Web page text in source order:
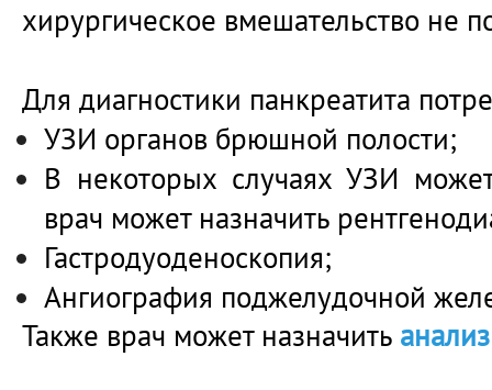
хирургическое вмешательство не
Для диагностики панкреатита
УЗИ органов брюшной полости;
В некоторых случаях УЗИ
врач может назначить
Гастродуоденоскопия;
Ангиография поджелудочной
Также врач может назначить